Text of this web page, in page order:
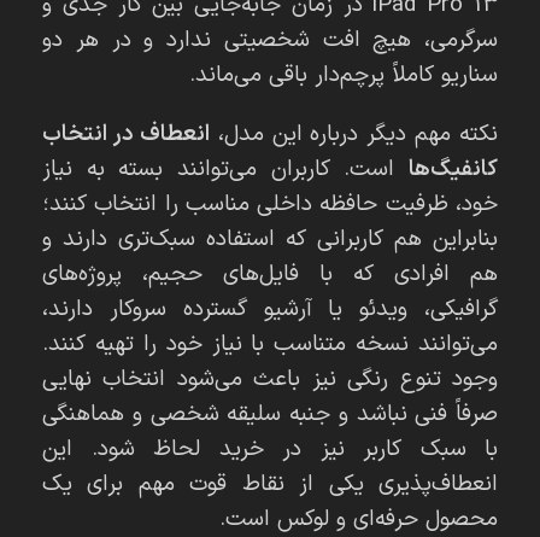
سرگرمی، هیچ افت شخصیتی ندارد و در هر دو
سناریو کاملاً پرچم‌دار باقی می‌ماند.
نکته مهم دیگر درباره این مدل، انعطاف در انتخاب
کانفیگ‌ها است. کاربران می‌توانند بسته به نیاز
خود، ظرفیت حافظه داخلی مناسب را انتخاب کنند؛
بنابراین هم کاربرانی که استفاده سبک‌تری دارند و
هم افرادی که با فایل‌های حجیم، پروژه‌های
گرافیکی، ویدئو یا آرشیو گسترده سروکار دارند،
می‌توانند نسخه متناسب با نیاز خود را تهیه کنند.
وجود تنوع رنگی نیز باعث می‌شود انتخاب نهایی
صرفاً فنی نباشد و جنبه سلیقه شخصی و هماهنگی
با سبک کاربر نیز در خرید لحاظ شود. این
انعطاف‌پذیری یکی از نقاط قوت مهم برای یک
محصول حرفه‌ای و لوکس است.